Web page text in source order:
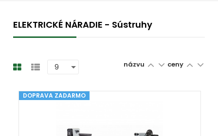
ELEKTRICKÉ NÁRADIE - Sústruhy
názvu ceny
DOPRAVA ZADARMO